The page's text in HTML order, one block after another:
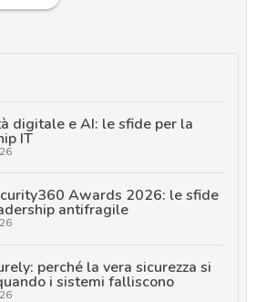
digitale e AI: le sfide per la
IT
Awards 2026: le sfide
antifragile
perché la vera sicurezza si
i sistemi falliscono